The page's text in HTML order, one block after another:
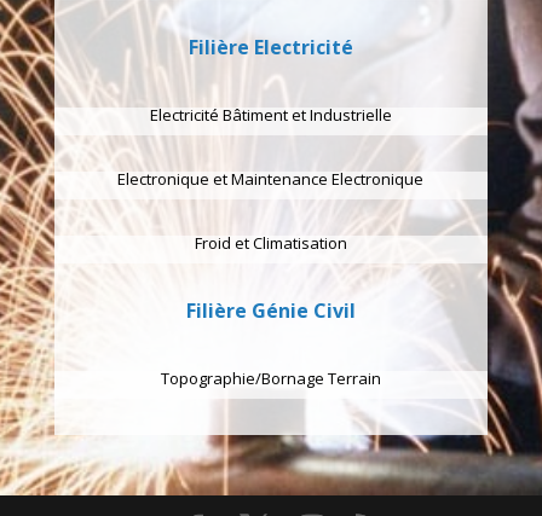
Filière Electricité
Electricité Bâtiment et Industrielle
Electronique et Maintenance Electronique
Froid et Climatisation
Filière Génie Civil
Topographie/Bornage Terrain